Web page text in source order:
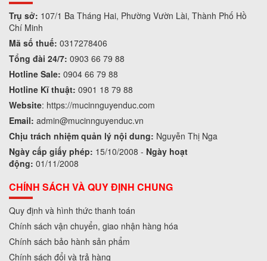
Trụ sở: 107/1 Ba Tháng Hai, Phường Vườn Lài, Thành Phố Hồ
Chí Minh
Mã số thuế: 0317278406
Tổng đài 24/7: 0903 66 79 88
Hotline Sale: 0904 66 79 88
Hotline Kĩ thuật: 0901 18 79 88
Website: https://mucinnguyenduc.com
Email: admin@mucinnguyenduc.vn
Chịu trách nhiệm quản lý nội dung: Nguyễn Thị Nga
Ngày cấp giấy phép: 15/10/2008 - Ngày hoạt
động: 01/11/2008
CHÍNH SÁCH VÀ QUY ĐỊNH CHUNG
Quy định và hình thức thanh toán
Chính sách vận chuyển, giao nhận hàng hóa
Chính sách bảo hành sản phẩm
Chính sách đổi và trả hàng